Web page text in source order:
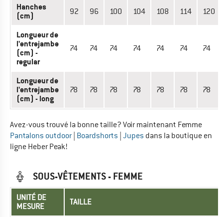
Hanches
(cm)
92 96 100 104 108 114 120
Longueur de
l'entrejambe
(cm) -
regular
74 74 74 74 74 74 74
Longueur de
l'entrejambe
(cm) - long
78 78 78 78 78 78 78
Avez-vous trouvé la bonne taille? Voir maintenant Femme
Pantalons outdoor Boardshorts Jupes dans la boutique en
ligne Heber Peak!
SOUS-VÊTEMENTS - FEMME
UNITÉ DE
MESURE
TAILLE